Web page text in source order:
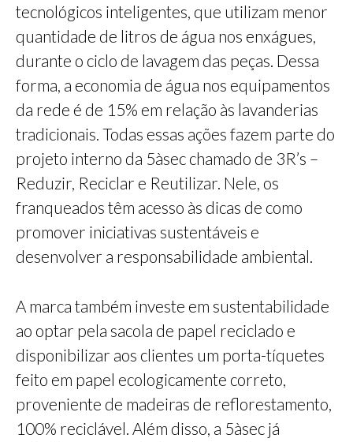
tecnológicos inteligentes, que utilizam menor
quantidade de litros de água nos enxágues,
durante o ciclo de lavagem das peças. Dessa
forma, a economia de água nos equipamentos
da rede é de 15% em relação às lavanderias
tradicionais. Todas essas ações fazem parte do
projeto interno da 5àsec chamado de 3R’s –
Reduzir, Reciclar e Reutilizar. Nele, os
franqueados têm acesso às dicas de como
promover iniciativas sustentáveis e
desenvolver a responsabilidade ambiental.
A marca também investe em sustentabilidade
ao optar pela sacola de papel reciclado e
disponibilizar aos clientes um porta-tíquetes
feito em papel ecologicamente correto,
proveniente de madeiras de reflorestamento,
100% reciclável. Além disso, a 5àsec já